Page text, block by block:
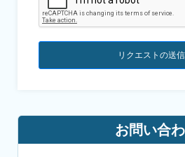
リクエストの送信
お問い合